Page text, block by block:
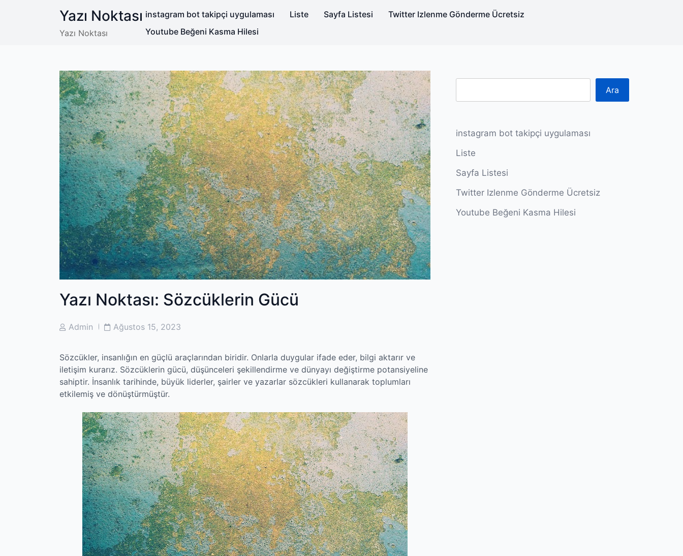
Yazı Noktası
Yazı Noktası
instagram bot takipçi uygulaması Liste Sayfa Listesi
Twitter Izlenme Gönderme Ücretsiz
Youtube Beğeni Kasma Hilesi
Yazı Noktası: Sözcüklerin Gücü
PostAdmin
PostAğustos 15, 2023
Sözcükler, insanlığın en güçlü araçlarından biridir. Onlarla duygular ifade eder, bilgi aktarır ve
iletişim kurarız. Sözcüklerin gücü, düşünceleri şekillendirme ve dünyayı değiştirme potansiyeline
sahiptir. İnsanlık tarihinde, büyük liderler, şairler ve yazarlar sözcükleri kullanarak toplumları
etkilemiş ve dönüştürmüştür.
Ara
instagram bot takipçi uygulaması
Liste
Sayfa Listesi
Twitter Izlenme Gönderme Ücretsiz
Youtube Beğeni Kasma Hilesi